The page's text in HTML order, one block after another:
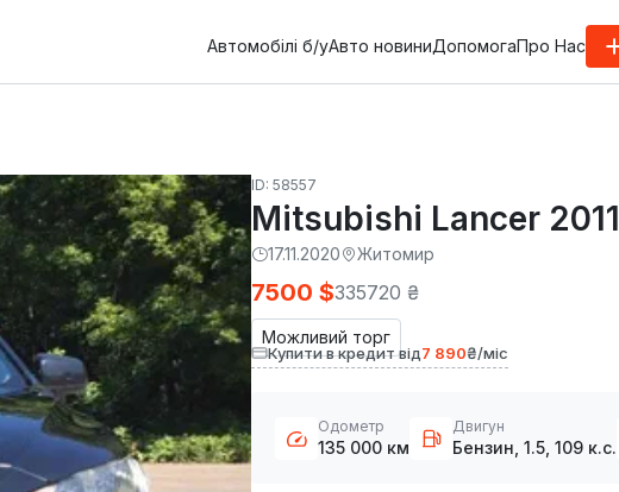
Автомобілі б/уАвто новиниДопомогаПро Нас
ID: 58557
Mitsubishi Lancer 2011
17.11.2020 Житомир
Можливий торг
7500 $335720 ₴
Купити в кредит від7 890₴/міс
Одометр
135 000 км
Двигун
Бензин, 1.5, 109 к.с.